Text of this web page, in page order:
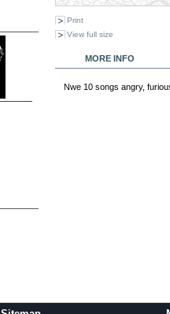
Print
View full size
MORE INFO
Nwe 10 songs angry,